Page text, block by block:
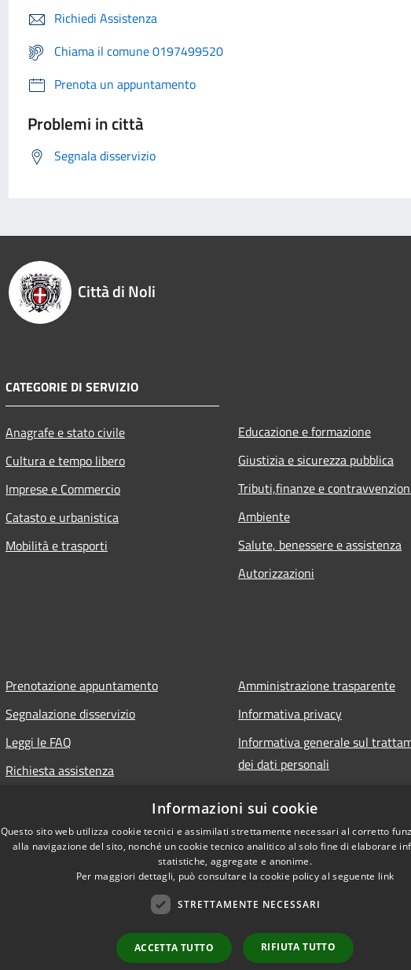
Richiedi Assistenza
Chiama il comune 0197499520
Prenota un appuntamento
Problemi in città
Segnala disservizio
Città di Noli
CATEGORIE DI SERVIZIO
Anagrafe e stato civile
Cultura e tempo libero
Imprese e Commercio
Catasto e urbanistica
Mobilità e trasporti
Educazione e formazione
Giustizia e sicurezza pubblica
Tributi,finanze e
Ambiente
Salute, benessere e assistenza
Autorizzazioni
Prenotazione appuntamento
Segnalazione disservizio
Leggi le FAQ
Richiesta assistenza
Amministrazione trasparente
Informativa privacy
Informativa generale sul
dei dati personali
Informazioni sui cookie
Questo sito web utilizza cookie tecnici e assimilati strettamente necessari al corretto
alla navigazione del sito, nonché un cookie tecnico analitico al solo fine di elaborare
statistiche, aggregate e anonime.
Per maggiori dettagli, può consultare la cookie policy al seguente link
STRETTAMENTE NECESSARI
ACCETTA TUTTO RIFIUTA TUTTO